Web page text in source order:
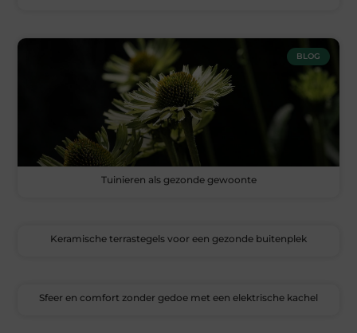
BLOG
Tuinieren als gezonde gewoonte
Keramische terrastegels voor een gezonde buitenplek
Sfeer en comfort zonder gedoe met een elektrische kachel